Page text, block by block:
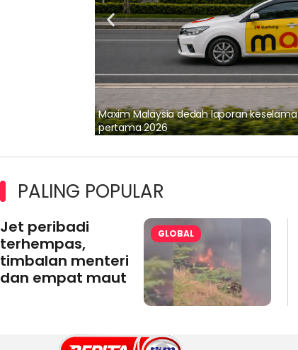
Maxim Malaysia dedah laporan
pertama 2026
PALING POPULAR
Jet peribadi
terhempas,
timbalan menteri
dan empat maut
GLOBAL